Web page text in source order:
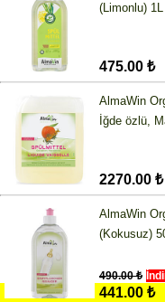
(Limonlu) 1L
475.00 ₺
AlmaWin
İğde özlü,
2270.00 ₺
AlmaWin
(Kokusuz)
490.00 ₺
441.00 ₺